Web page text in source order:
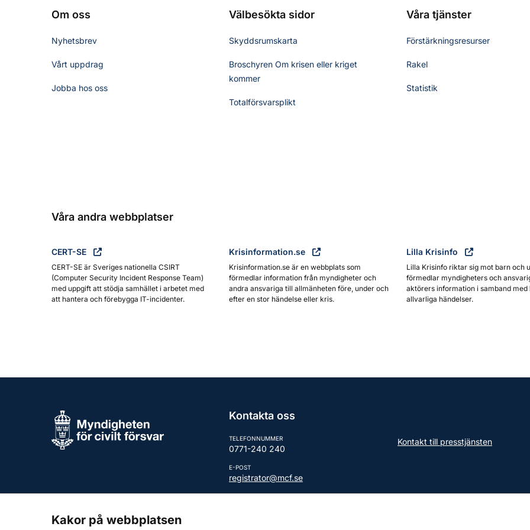
Om oss
Nyhetsbrev
Vårt uppdrag
Jobba hos oss
Välbesökta sidor
Skyddsrumskarta
Broschyren Om krisen eller kriget
kommer
Totalförsvarsplikt
Våra tjänster
Förstärkningsresurser
Rakel
Statistik
Våra andra webbplatser
CERT-SE
CERT-SE är Sveriges nationella CSIRT
(Computer Security Incident Response Team)
med uppgift att stödja samhället i arbetet med
att hantera och förebygga IT-incidenter.
Krisinformation.se
Krisinformation.se är en webbplats som
förmedlar information från myndigheter och
andra ansvariga till allmänheten före, under och
efter en stor händelse eller kris.
Lilla Krisinfo
Lilla Krisinfo riktar sig mot barn och
förmedlar myndigheters och
aktörers information i samband
allvarliga händelser.
Kontakta oss
TELEFONNUMMER
0771-240 240
E-POST
registrator@mcf.se
Kontakt till presstjänsten
Kakor på webbplatsen